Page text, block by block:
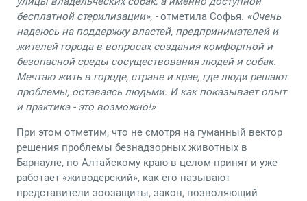
бесплатной стерилизации», -отметила Софья. «Очень
надеюсь на поддержку властей, предпринимателей и
жителей города в вопросах создания комфортной и
безопасной среды сосуществования людей и собак.
Мечтаю жить в городе, стране и крае, где люди решают
проблемы, оставаясь людьми. И как показывает опыт
и практика - это возможно!»
При этом отметим, что не смотря на гуманный вектор
решения проблемы безнадзорных животных в
Барнауле, по Алтайскому краю в целом принят и уже
работает «живодерский», как его называют
представители зоозащиты, закон, позволяющий